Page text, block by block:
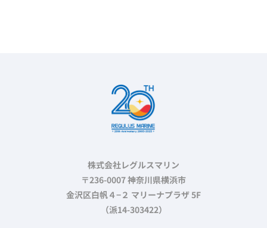
株式会社レグルスマリン
〒236-0007 神奈川県横浜市
金沢区白帆４−２ マリーナプラザ 5F
（派14-303422）